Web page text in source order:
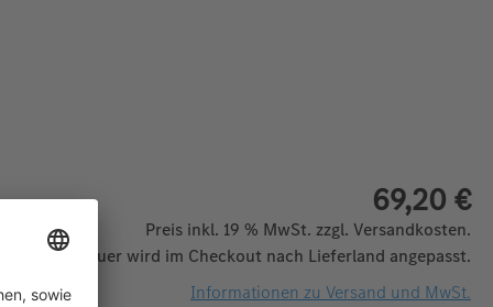
69,20 €
Preis inkl. 19 % MwSt. zzgl. Versandkosten.
Mehrwertsteuer wird im Checkout nach Lieferland angepasst.
Informationen zu Versand und MwSt.